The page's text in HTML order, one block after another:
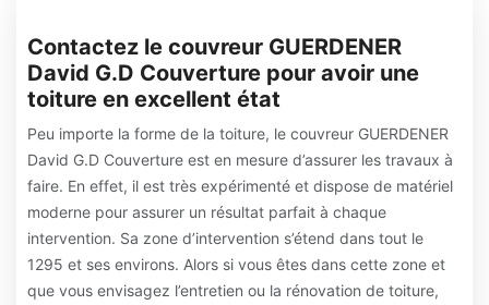
Contactez le couvreur GUERDENER
David G.D Couverture pour avoir une
toiture en excellent état
Peu importe la forme de la toiture, le couvreur GUERDENER
David G.D Couverture est en mesure d’assurer les travaux à
faire. En effet, il est très expérimenté et dispose de matériel
moderne pour assurer un résultat parfait à chaque
intervention. Sa zone d’intervention s’étend dans tout le
1295 et ses environs. Alors si vous êtes dans cette zone et
que vous envisagez l’entretien ou la rénovation de toiture,